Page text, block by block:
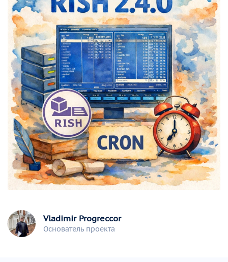
Vladimir Progreccor
Основатель проекта